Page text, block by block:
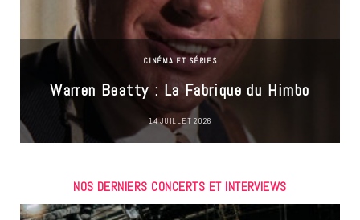
CINÉMA ET SÉRIES
Warren Beatty : La Fabrique du Himbo
14 JUILLET 2026
NOS DERNIERS CONCERTS ET INTERVIEWS